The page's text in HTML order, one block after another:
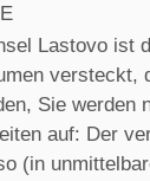
Lastovo ist
versteckt,
Sie werden
auf: Der
(in